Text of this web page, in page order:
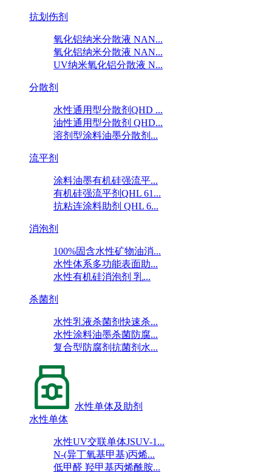
抗划伤剂
氧化铝纳米分散液 NAN...
氧化铝纳米分散液 NAN...
UV纳米氧化铝分散液 N...
分散剂
水性通用型分散剂QHD ...
油性通用型分散剂 QHD...
溶剂型涂料油墨分散剂...
流平剂
涂料油墨有机硅强流平...
有机硅强流平剂QHL 61...
抗粘连涂料助剂 QHL 6...
消泡剂
100%固含水性矿物油消...
水性体系多功能表面助...
水性有机硅消泡剂 乳...
杀菌剂
水性乳液杀菌剂快速杀...
水性涂料油墨杀菌防腐...
复合型防腐剂抗菌剂水...
水性单体及助剂
水性单体
水性UV交联单体JSUV-1...
N-(异丁氧基甲基)丙烯...
低甲醛 羟甲基丙烯酰胺...